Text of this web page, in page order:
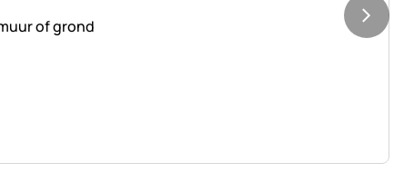
of grond